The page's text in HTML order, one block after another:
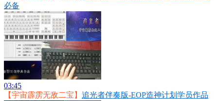
必备
03:45
【宇宙霹雳无敌二宝】 追光者伴奏版-EOP造神计划学员作品